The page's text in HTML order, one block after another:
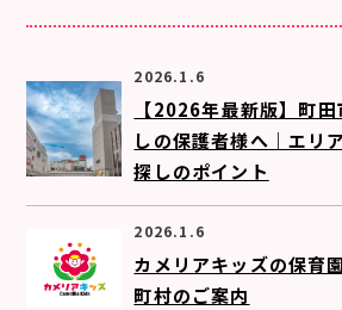
2026.1.6
【2026年最新版】町
しの保護者様へ｜エリ
探しのポイント
2026.1.6
カメリアキッズの保育
町村のご案内